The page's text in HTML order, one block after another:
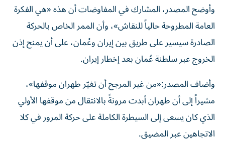
وأوضح المصدر، المشارك في المفاوضات أن هذه «هي الفكرة
العامة المطروحة حالياً للنقاش»، وأن الممر الخاص بالحركة
الصادرة سيسير على طريق بين إيران وعُمان، على أن يمنح إذن
الخروج عبر سلطنة عُمان بعد إخطار إيران.
وأضاف المصدر:«من غير المرجح أن تغيّر طهران موقفها»،
مشيراً إلى أن طهران أبدت مرونةً بالانتقال من موقفها الأولي
الذي كان يسعى إلى السيطرة الكاملة على حركة المرور في كلا
الاتجاهين عبر المضيق.